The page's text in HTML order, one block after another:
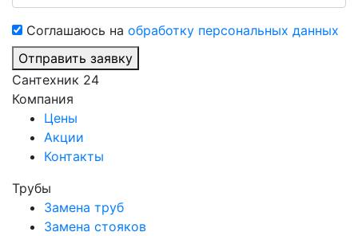
Соглашаюсь на обработку персональных данных
Отправить заявку
Сантехник 24
Компания
Цены
Акции
Контакты
Трубы
Замена труб
Замена стояков